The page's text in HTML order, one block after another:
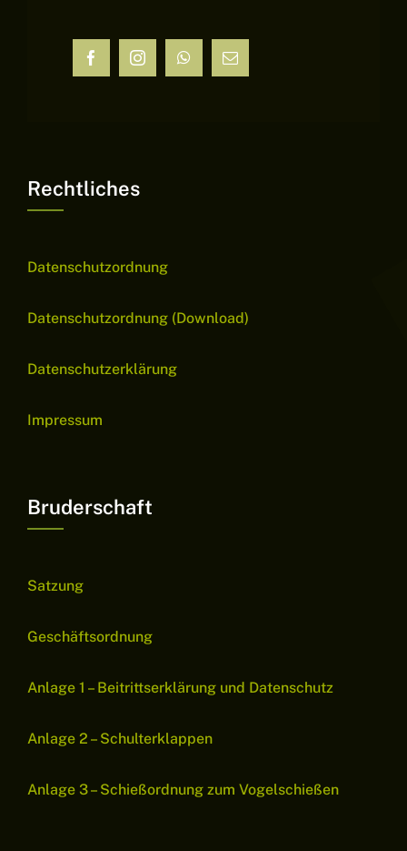
Rechtliches
Datenschutzordnung
Datenschutzordnung (Download)
Datenschutzerklärung
Impressum
Bruderschaft
Satzung
Geschäftsordnung
Anlage 1 – Beitrittserklärung und Datenschutz
Anlage 2 – Schulterklappen
Anlage 3 – Schießordnung zum Vogelschießen